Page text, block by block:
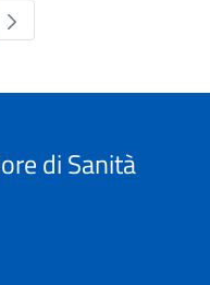
di Sanità